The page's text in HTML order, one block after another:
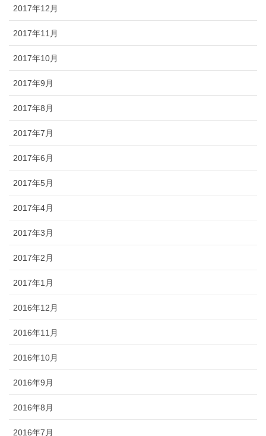
2017年12月
2017年11月
2017年10月
2017年9月
2017年8月
2017年7月
2017年6月
2017年5月
2017年4月
2017年3月
2017年2月
2017年1月
2016年12月
2016年11月
2016年10月
2016年9月
2016年8月
2016年7月